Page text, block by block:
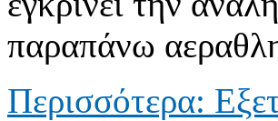
παραπάνω
Περισσότερα: